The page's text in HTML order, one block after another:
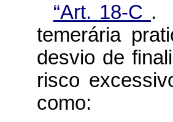
“Art. 18-C .
temerária
desvio de
risco
como: